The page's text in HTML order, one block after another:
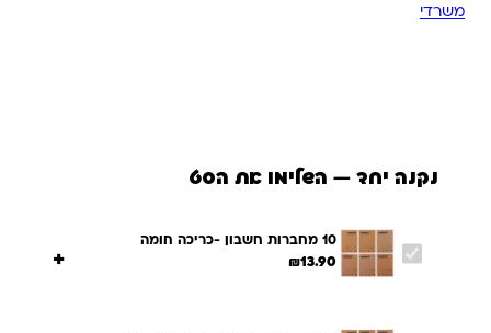
משרדי
נקנה יחד — השלימו את הסט
10 מחברות חשבון -כריכה חומה
₪13.90
+